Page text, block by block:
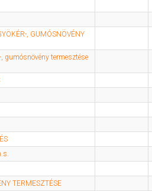
, GUMÓSNÖVÉNY
gumósnövény termesztése
TERMESZTÉSE